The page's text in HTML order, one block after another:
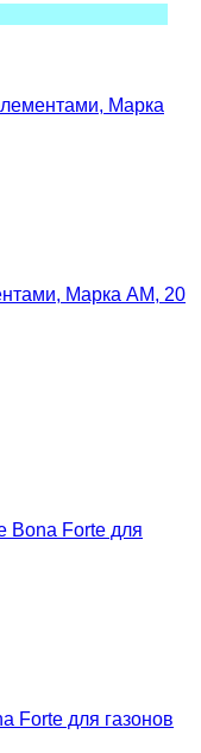
Марка АМ, 20
Forte для газонов